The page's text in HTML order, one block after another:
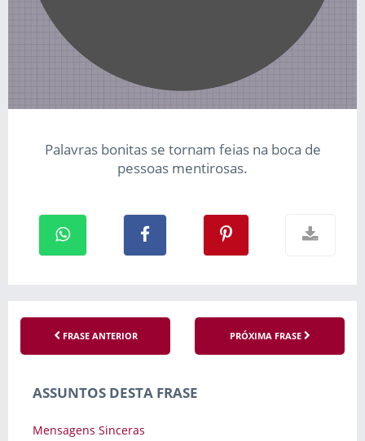
Palavras bonitas se tornam feias na boca de
pessoas mentirosas.
FRASE ANTERIOR PRÓXIMA FRASE
ASSUNTOS DESTA FRASE
Mensagens Sinceras